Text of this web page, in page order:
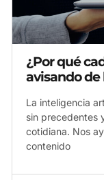
¿Por qué
avisando de
La inteligencia
sin precedentes
cotidiana. Nos
contenido